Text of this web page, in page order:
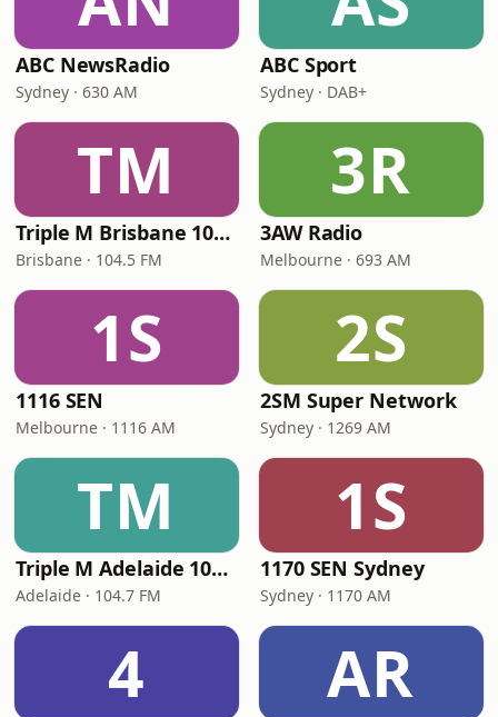
ABC NewsRadio
Sydney · 630 AM
ABC Sport
Sydney · DAB+
TM
Triple M Brisbane 104.5
Brisbane · 104.5 FM
3R
3AW Radio
Melbourne · 693 AM
1S
1116 SEN
Melbourne · 1116 AM
2S
2SM Super Network
Sydney · 1269 AM
TM
Triple M Adelaide 104.7
Adelaide · 104.7 FM
1S
1170 SEN Sydney
Sydney · 1170 AM
4 AR